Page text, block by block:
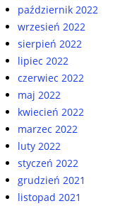
październik 2022
wrzesień 2022
sierpień 2022
lipiec 2022
czerwiec 2022
maj 2022
kwiecień 2022
marzec 2022
luty 2022
styczeń 2022
grudzień 2021
listopad 2021